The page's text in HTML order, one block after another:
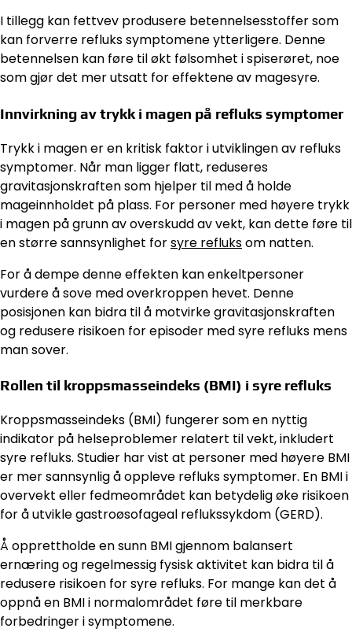
I tillegg kan fettvev produsere betennelsesstoffer som
kan forverre refluks symptomene ytterligere. Denne
betennelsen kan føre til økt følsomhet i spiserøret, noe
som gjør det mer utsatt for effektene av magesyre.
Innvirkning av trykk i magen på refluks symptomer
Trykk i magen er en kritisk faktor i utviklingen av refluks
symptomer. Når man ligger flatt, reduseres
gravitasjonskraften som hjelper til med å holde
mageinnholdet på plass. For personer med høyere trykk
i magen på grunn av overskudd av vekt, kan dette føre til
en større sannsynlighet forsyre refluksom natten.
For å dempe denne effekten kan enkeltpersoner
vurdere å sove med overkroppen hevet. Denne
posisjonen kan bidra til å motvirke gravitasjonskraften
og redusere risikoen for episoder med syre refluks mens
man sover.
Rollen til kroppsmasseindeks (BMI) i syre refluks
Kroppsmasseindeks (BMI) fungerer som en nyttig
indikator på helseproblemer relatert til vekt, inkludert
syre refluks. Studier har vist at personer med høyere BMI
er mer sannsynlig å oppleve refluks symptomer. En BMI i
overvekt eller fedmeområdet kan betydelig øke risikoen
for å utvikle gastroøsofageal reflukssykdom (GERD).
Å opprettholde en sunn BMI gjennom balansert
ernæring og regelmessig fysisk aktivitet kan bidra til å
redusere risikoen for syre refluks. For mange kan det å
oppnå en BMI i normalområdet føre til merkbare
forbedringer i symptomene.